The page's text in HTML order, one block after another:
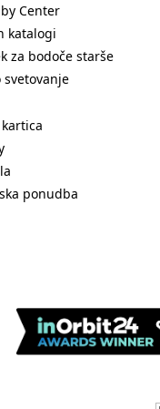
Center
katalogi
za bodoče starše
svetovanje
ponudba